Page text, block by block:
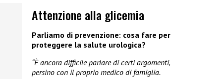
Attenzione alla glicemia
Parliamo di prevenzione: cosa fare per
proteggere la salute urologica?
“È ancora difficile parlare di certi argomenti,
persino con il proprio medico di famiglia.